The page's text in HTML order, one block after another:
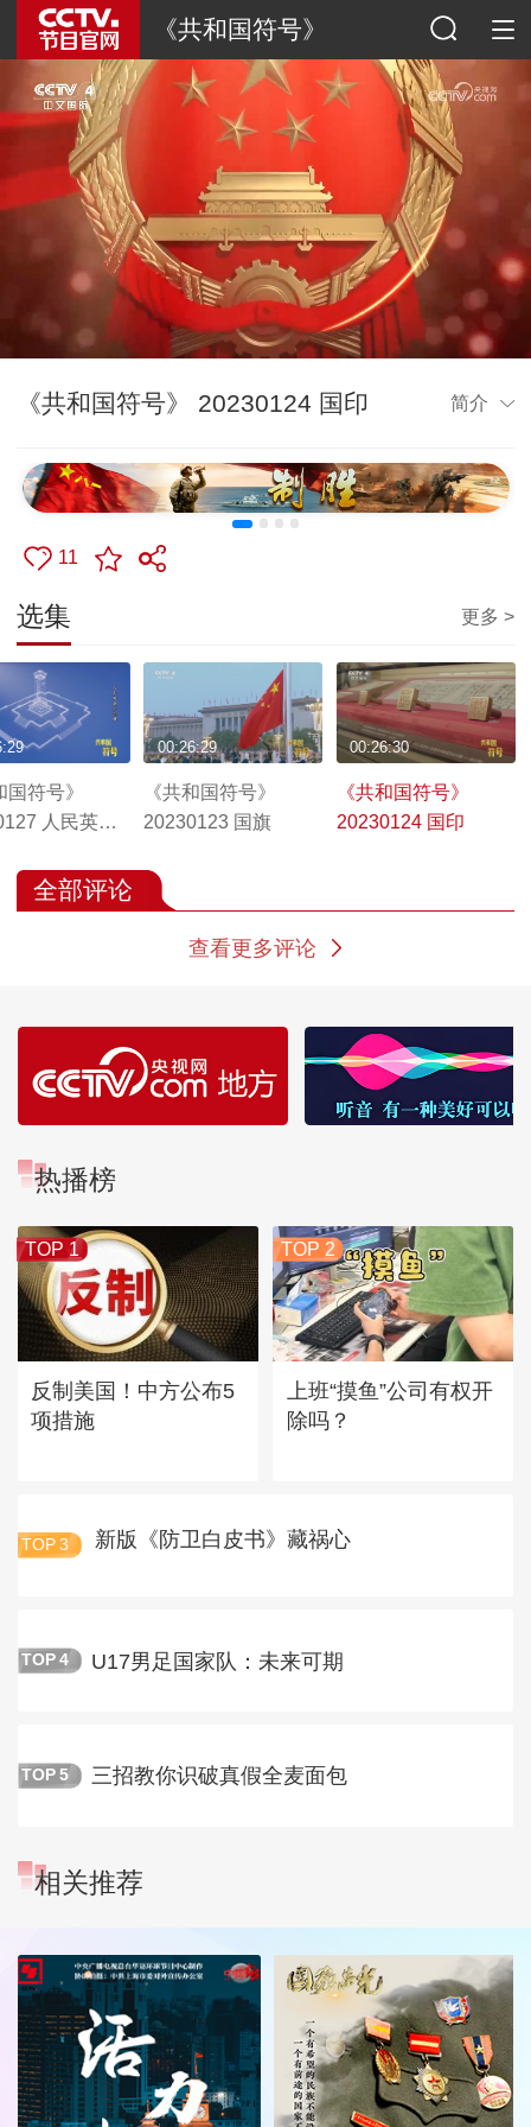
《共和国符号》
《共和国符号》 20230124 国印 简介
11
选集 更多 >
符号》
人民英雄
《共和国符号》
20230123 国旗
00:26:29
《共和国符号》
20230124 国印
00:26:30
全部评论
查看更多评论
热播榜
TOP 1
反制美国！中方公布5
项措施
TOP 2
上班“摸鱼”公司有权开
除吗？
TOP 3 新版《防卫白皮书》藏祸心
TOP 4 U17男足国家队：未来可期
TOP 5 三招教你识破真假全麦面包
相关推荐